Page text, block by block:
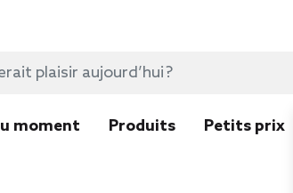
moment Produits Petits prix